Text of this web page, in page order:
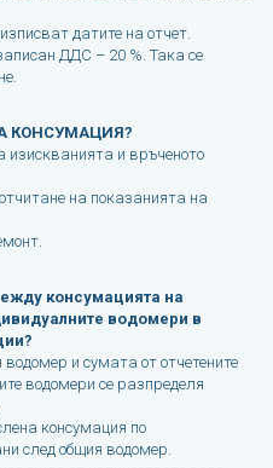
датите на отчет.
ДДС – 20 %. Така се
КОНСУМАЦИЯ?
изискванията и връченото
на показанията на
консумацията на
водомери в
и сумата от отчетените
водомери се разпределя
консумация по
след общия водомер.